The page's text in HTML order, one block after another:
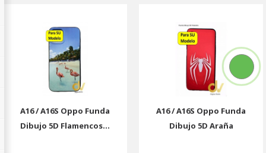
A16 / A16S Oppo Funda
Dibujo 5D Flamencos...
A16 / A16S Oppo Funda
Dibujo 5D Araña